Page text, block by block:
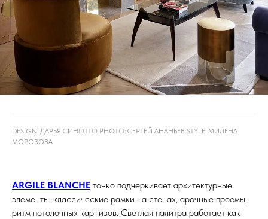
DESIGN: ДАРЬЯ СИНОТТО PHOTO: СЕРГЕЙ АНАНЬЕВ STYLE: МИЛЕНА
МОРОЗОВА
ARGILE BLANCHE тонко подчеркивает архитектурные
элементы: классические рамки на стенах, арочные проемы,
ритм потолочных карнизов. Светлая палитра работает как